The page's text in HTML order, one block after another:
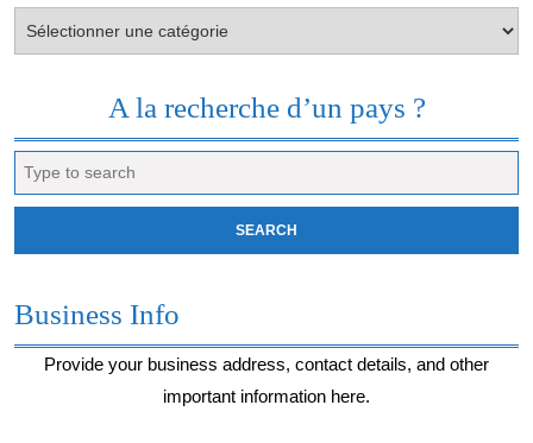
envie
A la recherche d’un pays ?
for:
Business Info
Provide your business address, contact details, and other
important information here.